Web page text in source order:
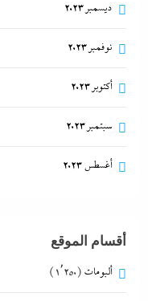
ديسمبر 2023
نوفمبر 2023
أكتوبر 2023
سبتمبر 2023
أغسطس 2023
أقسام الموقع
ألبومات (1٬250)